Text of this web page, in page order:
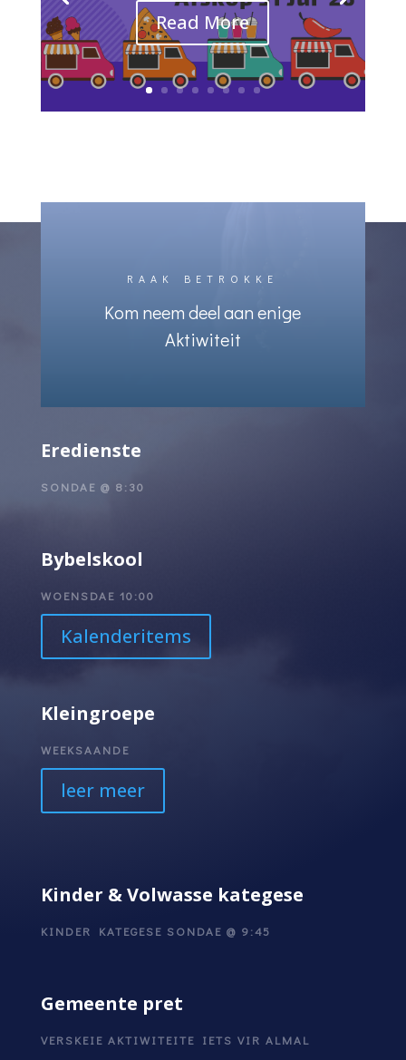
Read More
RAAK BETROKKE
Kom neem deel aan enige
Aktiwiteit
Eredienste
SONDAE @ 8:30
Bybelskool
WOENSDAE 10:00
Kalenderitems
Kleingroepe
WEEKSAANDE
leer meer
Kinder & Volwasse kategese
KINDER KATEGESE SONDAE @ 9:45
Gemeente pret
VERSKEIE AKTIWITEITE IETS VIR ALMAL